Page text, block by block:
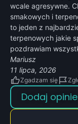
wcale agresywne.
smakowych i
to jeden z
terpenowych jakie
pozdrawiam
Mariusz
11 lipca, 2026
Zgadzam się
Dodaj opinie